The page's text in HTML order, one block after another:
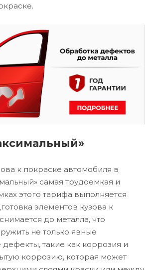
к покраске автомобиля в
самая трудоемкая и
этого тарифа выполняется
элементов кузова к
до металла, что
не только явные
такие как коррозия и
коррозию, которая может